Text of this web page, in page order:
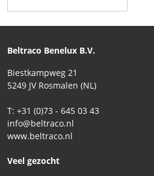
Beltraco Benelux B.V.
Biestkampweg 21
5249 JV Rosmalen (NL)
T: +31 (0)73 - 645 03 43
info@beltraco.nl
www.beltraco.nl
Veel gezocht